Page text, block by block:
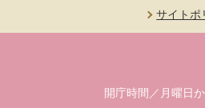
サイトポ
開庁時間／月曜日